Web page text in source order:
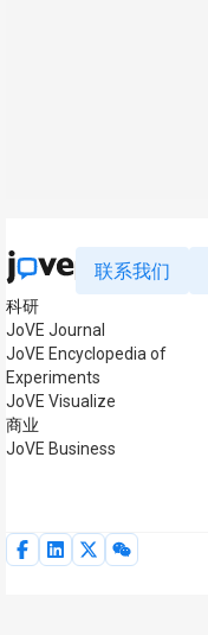
联系我们
科研
JoVE Journal
JoVE Encyclopedia of
Experiments
JoVE Visualize
商业
JoVE Business